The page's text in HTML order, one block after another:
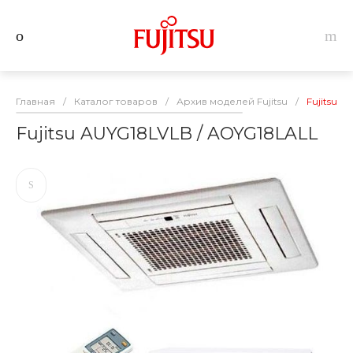
Главная / Каталог товаров / Архив моделей Fujitsu / Fujitsu
Fujitsu AUYG18LVLB / AOYG18LALL